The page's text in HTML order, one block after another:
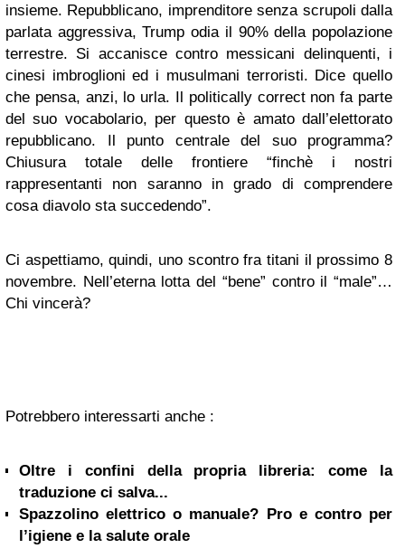
insieme. Repubblicano, imprenditore senza scrupoli dalla
parlata aggressiva, Trump odia il 90% della popolazione
terrestre. Si accanisce contro messicani delinquenti, i
cinesi imbroglioni ed i musulmani terroristi. Dice quello
che pensa, anzi, lo urla. Il politically correct non fa parte
del suo vocabolario, per questo è amato dall’elettorato
repubblicano. Il punto centrale del suo programma?
Chiusura totale delle frontiere “finchè i nostri
rappresentanti non saranno in grado di comprendere
cosa diavolo sta succedendo”.
Ci aspettiamo, quindi, uno scontro fra titani il prossimo 8
novembre. Nell’eterna lotta del “bene” contro il “male”…
Chi vincerà?
Potrebbero interessarti anche :
Oltre i confini della propria libreria: come la
traduzione ci salva...
Spazzolino elettrico o manuale? Pro e contro per
l’igiene e la salute orale